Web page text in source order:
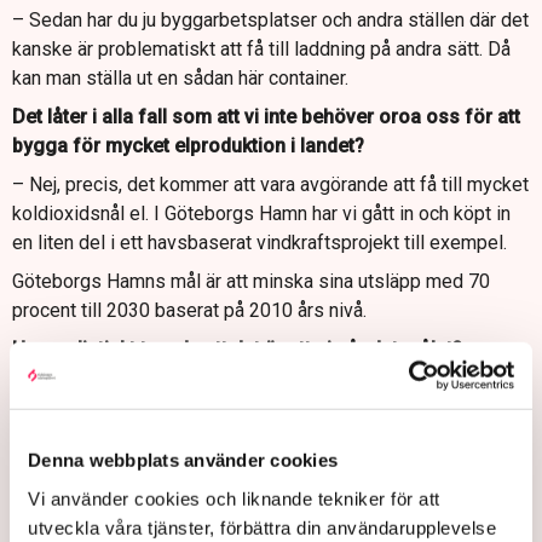
Denna webbplats använder cookies
Vi använder cookies och liknande tekniker för att
utveckla våra tjänster, förbättra din användarupplevelse
– Sedan har du ju byggarbetsplatser och andra ställen där det
kanske är problematiskt att få till laddning på andra sätt. Då
kan man ställa ut en sådan här container.
Det låter i alla fall som att vi inte behöver oroa oss för att
bygga för mycket elproduktion i landet?
– Nej, precis, det kommer att vara avgörande att få till mycket
koldioxidsnål el. I Göteborgs Hamn har vi gått in och köpt in
en liten del i ett havsbaserat vindkraftsprojekt till exempel.
Göteborgs Hamns mål är att minska sina utsläpp med 70
procent till 2030 baserat på 2010 års nivå.
Hur realistiskt tror du att det är att ni når det målet?
– Jag är inte rätt person att uttala mig om det men vissa
delar går ju väldigt bra, sedan finns det vissa delar som vi
Professor: ”Kärnkraft kommer
ta över fraktfartygen”